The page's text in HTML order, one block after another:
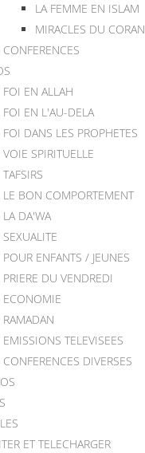
LA FEMME EN ISLAM
MIRACLES DU CORAN
CONFERENCES
FOI EN ALLAH
FOI EN L'AU-DELA
FOI DANS LES PROPHETES
VOIE SPIRITUELLE
TAFSIRS
LE BON COMPORTEMENT
LA DA'WA
SEXUALITE
POUR ENFANTS / JEUNES
PRIERE DU VENDREDI
ECONOMIE
RAMADAN
EMISSIONS TELEVISEES
CONFERENCES DIVERSES
ET TELECHARGER